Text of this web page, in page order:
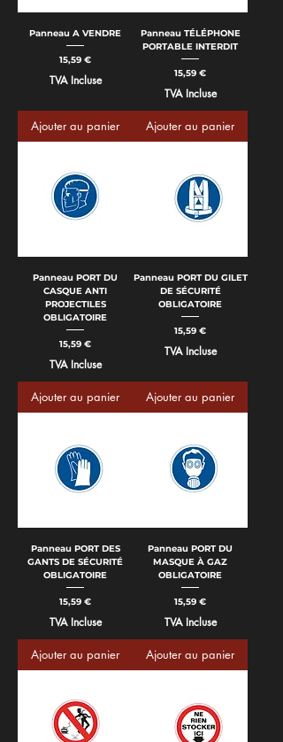
Panneau A VENDRE
Prix
15,59 €
TVA Incluse
Ajouter au panier
Panneau TÉLÉPHONE
PORTABLE INTERDIT
Prix
15,59 €
TVA Incluse
Ajouter au panier
Panneau PORT DU
CASQUE ANTI
PROJECTILES
OBLIGATOIRE
Prix
15,59 €
TVA Incluse
Ajouter au panier
Panneau PORT DU GILET
DE SÉCURITÉ
OBLIGATOIRE
Prix
15,59 €
TVA Incluse
Ajouter au panier
Panneau PORT DES
GANTS DE SÉCURITÉ
OBLIGATOIRE
Prix
15,59 €
TVA Incluse
Ajouter au panier
Panneau PORT DU
MASQUE À GAZ
OBLIGATOIRE
Prix
15,59 €
TVA Incluse
Ajouter au panier